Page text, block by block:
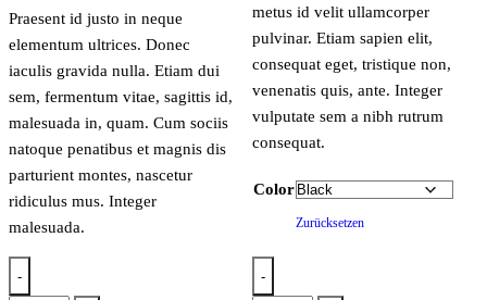
Praesent id justo in neque
elementum ultrices. Donec
iaculis gravida nulla. Etiam dui
sem, fermentum vitae, sagittis id,
malesuada in, quam. Cum sociis
natoque penatibus et magnis dis
parturient montes, nascetur
ridiculus mus. Integer
malesuada.
-
metus id velit ullamcorper
pulvinar. Etiam sapien elit,
consequat eget, tristique non,
venenatis quis, ante. Integer
vulputate sem a nibh rutrum
consequat.
Color
Zurücksetzen
-